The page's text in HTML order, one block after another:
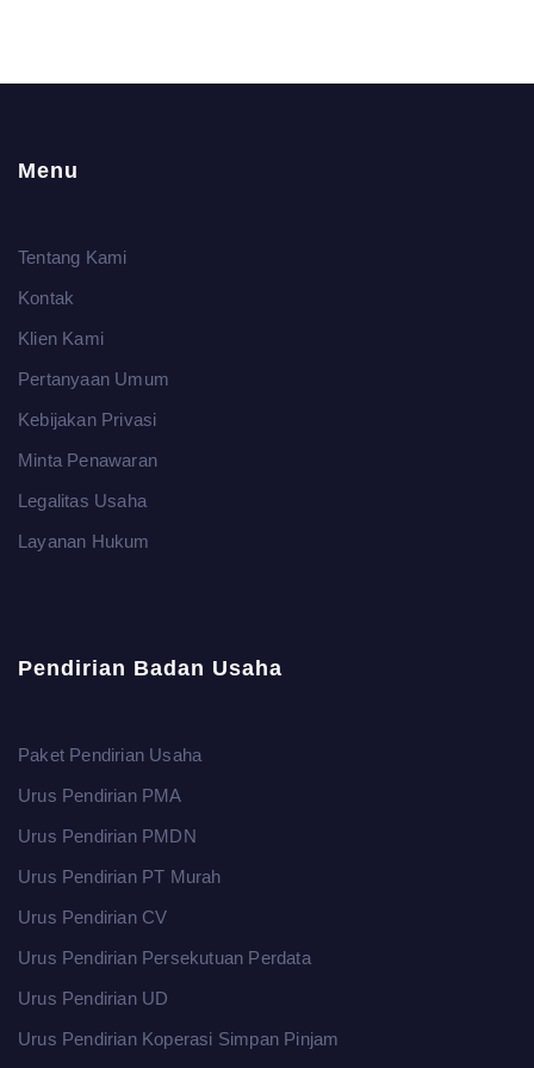
Menu
Tentang Kami
Kontak
Klien Kami
Pertanyaan Umum
Kebijakan Privasi
Minta Penawaran
Legalitas Usaha
Layanan Hukum
Pendirian Badan Usaha
Paket Pendirian Usaha
Urus Pendirian PMA
Urus Pendirian PMDN
Urus Pendirian PT Murah
Urus Pendirian CV
Urus Pendirian Persekutuan Perdata
Urus Pendirian UD
Urus Pendirian Koperasi Simpan Pinjam